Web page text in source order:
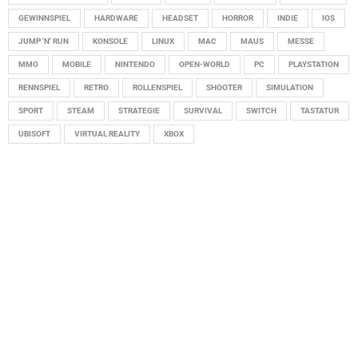
GEWINNSPIEL HARDWARE HEADSET HORROR INDIE IOS
JUMP 'N' RUN KONSOLE LINUX MAC MAUS MESSE
MMO MOBILE NINTENDO OPEN-WORLD PC PLAYSTATION
RENNSPIEL RETRO ROLLENSPIEL SHOOTER SIMULATION
SPORT STEAM STRATEGIE SURVIVAL SWITCH TASTATUR
UBISOFT VIRTUAL REALITY XBOX